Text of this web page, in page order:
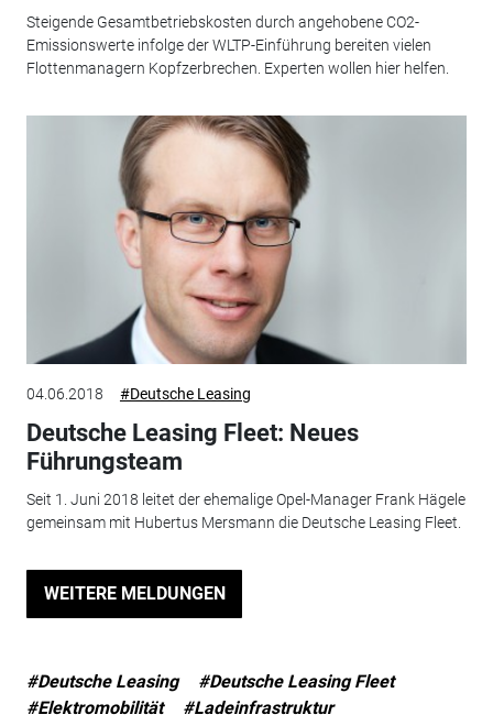
Steigende Gesamtbetriebskosten durch angehobene CO2-
Emissionswerte infolge der WLTP-Einführung bereiten vielen
Flottenmanagern Kopfzerbrechen. Experten wollen hier helfen.
04.06.2018 #Deutsche Leasing
Deutsche Leasing Fleet: Neues
Führungsteam
Seit 1. Juni 2018 leitet der ehemalige Opel-Manager Frank Hägele
gemeinsam mit Hubertus Mersmann die Deutsche Leasing Fleet.
WEITERE MELDUNGEN
#Deutsche Leasing
#Deutsche Leasing Fleet
#Elektromobilität
#Ladeinfrastruktur